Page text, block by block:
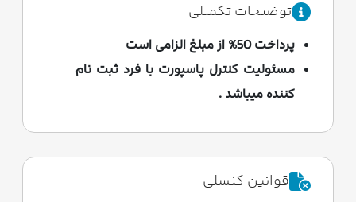
توضیحات تکمیلی
پرداخت 50% از مبلغ الزامی است
مسئولیت کنترل پاسپورت با فرد ثبت نام
کننده میباشد .
قوانین کنسلی